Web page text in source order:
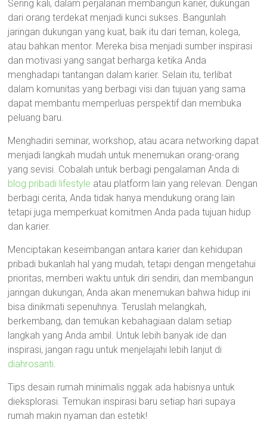
Sering kali, dalam perjalanan membangun karier, dukungan
dari orang terdekat menjadi kunci sukses. Bangunlah
jaringan dukungan yang kuat, baik itu dari teman, kolega,
atau bahkan mentor. Mereka bisa menjadi sumber inspirasi
dan motivasi yang sangat berharga ketika Anda
menghadapi tantangan dalam karier. Selain itu, terlibat
dalam komunitas yang berbagi visi dan tujuan yang sama
dapat membantu memperluas perspektif dan membuka
peluang baru.
Menghadiri seminar, workshop, atau acara networking dapat
menjadi langkah mudah untuk menemukan orang-orang
yang sevisi. Cobalah untuk berbagi pengalaman Anda di
blog pribadi lifestyle atau platform lain yang relevan. Dengan
berbagi cerita, Anda tidak hanya mendukung orang lain
tetapi juga memperkuat komitmen Anda pada tujuan hidup
dan karier.
Menciptakan keseimbangan antara karier dan kehidupan
pribadi bukanlah hal yang mudah, tetapi dengan mengetahui
prioritas, memberi waktu untuk diri sendiri, dan membangun
jaringan dukungan, Anda akan menemukan bahwa hidup ini
bisa dinikmati sepenuhnya. Teruslah melangkah,
berkembang, dan temukan kebahagiaan dalam setiap
langkah yang Anda ambil. Untuk lebih banyak ide dan
inspirasi, jangan ragu untuk menjelajahi lebih lanjut di
diahrosanti.
Tips desain rumah minimalis nggak ada habisnya untuk
dieksplorasi. Temukan inspirasi baru setiap hari supaya
rumah makin nyaman dan estetik!